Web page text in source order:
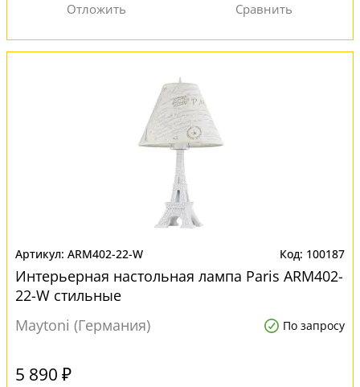
ARM402-22-W 100187
Интерьерная настольная лампа Paris ARM402-
22-W стильные
Maytoni (Германия)
По запросу
5 890 ₽